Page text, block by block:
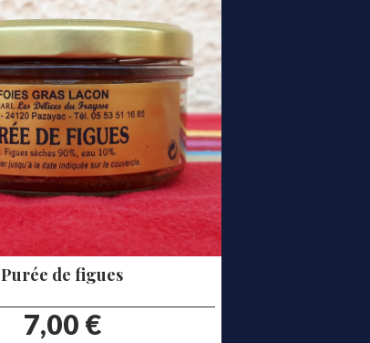
Purée de figues
prix
7,00 €